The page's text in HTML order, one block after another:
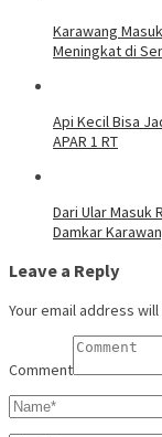
Karawang
Meningkat di
Api Kecil Bisa
APAR 1 RT
Dari Ular Masuk
Damkar
Leave a Reply
Your email address
Comment